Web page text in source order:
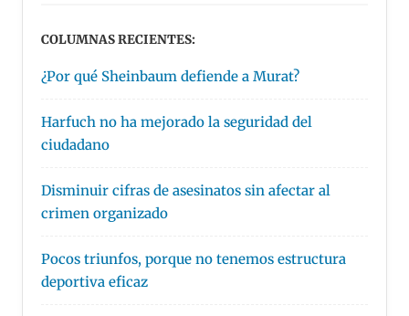
COLUMNAS RECIENTES:
¿Por qué Sheinbaum defiende a Murat?
Harfuch no ha mejorado la seguridad del
ciudadano
Disminuir cifras de asesinatos sin afectar al
crimen organizado
Pocos triunfos, porque no tenemos estructura
deportiva eficaz